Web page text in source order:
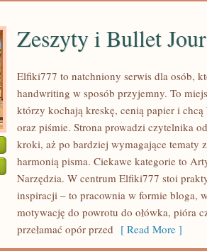
Zeszyty i Bullet
Elfiki777 to natchniony serwis dla osób,
handwriting w sposób przyjemny. To
którzy kochają kreskę, cenią papier i
oraz piśmie. Strona prowadzi czytelnika
kroki, aż po bardziej wymagające tematy
harmonią pisma. Ciekawe kategorie to
Narzędzia. W centrum Elfiki777 stoi
inspiracji – to pracownia w formie bloga,
motywację do powrotu do ołówka, pióra
przełamać opór przed [ Read More ]